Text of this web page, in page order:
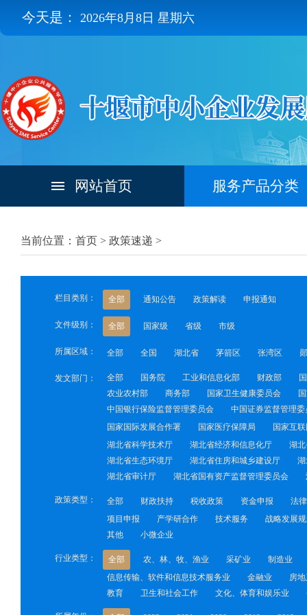
今天是： 2026年8月8日 星期六
网站首页 服务产品分类
当前位置：首页 > 政策速递 >
栏目类别： 全部 通知公告 政策解读 申报通知
文件级别： 全部 国家级 省级 市级
所属区域： 全部 全国 湖北省 茅箭区 张湾区
发文部门： 全部 国务院 工业和信息化部 财政部
农业农村部
商务部 国家卫生健康委员会
中国银行保险监督管理委员会
中国证券监督管理委
国家国际发展合作署
国家医疗保障局
国家互
湖北省科学技术厅
湖北省经济和信息化厅
湖
湖北省生态环境厅
湖北省住房和城乡建设厅
湖北省审计厅
湖北省国有资产监督管理委员会
政策类型： 全部 财政扶持 税收政策 资金申报
法
项目申报
产学研合作 技术服务
战略发展
其他
小微企业
行业类型： 全部 农、林、牧、渔业 采矿业
制造业
信息传输、软件和信息技术服务业
金融业
房
教育
卫生和社会工作 文化、体育和娱乐业